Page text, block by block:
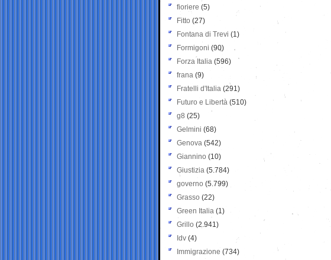
fioriere (5)
Fitto (27)
Fontana di Trevi (1)
Formigoni (90)
Forza Italia (596)
frana (9)
Fratelli d'Italia (291)
Futuro e Libertà (510)
g8 (25)
Gelmini (68)
Genova (542)
Giannino (10)
Giustizia (5.784)
governo (5.799)
Grasso (22)
Green Italia (1)
Grillo (2.941)
Idv (4)
Immigrazione (734)